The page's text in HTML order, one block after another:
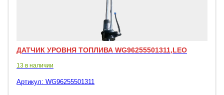
ДАТЧИК УРОВНЯ ТОПЛИВА WG96255501311,LEO
13 в наличии
Артикул: WG96255501311